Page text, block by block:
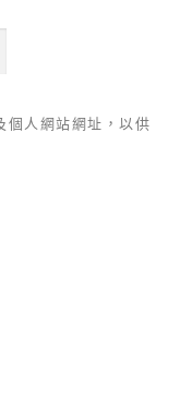
個人網站網址，以供